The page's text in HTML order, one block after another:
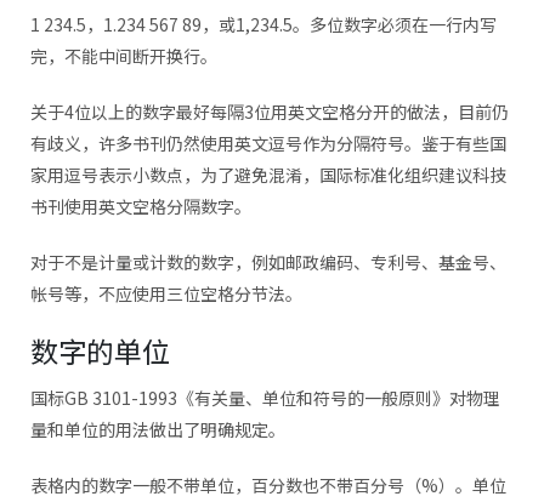
1 234.5，1.234 567 89，或1,234.5。多位数字必须在一行内写
完，不能中间断开换行。
关于4位以上的数字最好每隔3位用英文空格分开的做法，目前仍
有歧义，许多书刊仍然使用英文逗号作为分隔符号。鉴于有些国
家用逗号表示小数点，为了避免混淆，国际标准化组织建议科技
书刊使用英文空格分隔数字。
对于不是计量或计数的数字，例如邮政编码、专利号、基金号、
帐号等，不应使用三位空格分节法。
数字的单位
国标GB 3101-1993《有关量、单位和符号的一般原则》对物理
量和单位的用法做出了明确规定。
表格内的数字一般不带单位，百分数也不带百分号（%）。单位